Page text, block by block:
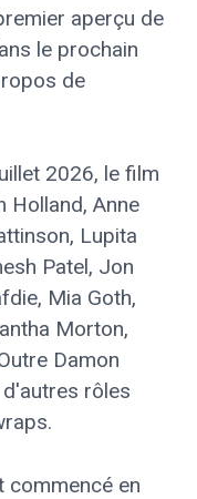
aperçu de
le prochain
de
2026, le film
Holland, Anne
Lupita
Patel, Jon
Mia Goth,
Morton,
Damon
rôles
commencé en